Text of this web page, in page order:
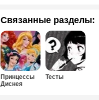
Связанные разделы:
Принцессы
Диснея
Тесты